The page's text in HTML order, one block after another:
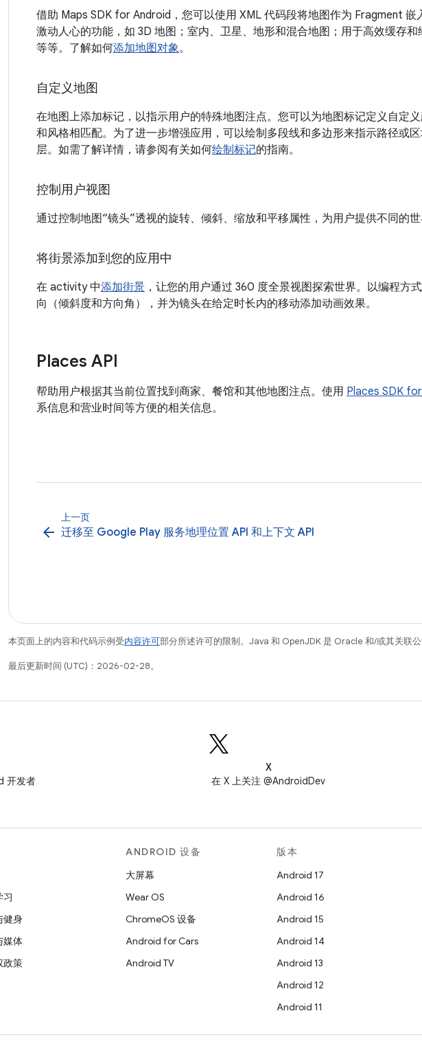
借助 Maps SDK for Android，您可以使用 XML 代码段将地图作为 Fragment
激动人心的功能，如 3D 地图；室内、卫星、地形和混合地图；用于高效缓存
等等。了解如何添加地图对象。
自定义地图
在地图上添加标记，以指示用户的特殊地图注点。您可以为地图标记定义自定
和风格相匹配。为了进一步增强应用，可以绘制多段线和多边形来指示路径或
层。如需了解详情，请参阅有关如何绘制标记的指南。
控制用户视图
通过控制地图“镜头”透视的旋转、倾斜、缩放和平移属性，为用户提供不同的
将街景添加到您的应用中
在 activity 中添加街景 ，让您的用户通过 360 度全景视图探索世界。以编程方
向（倾斜度和方向角），并为镜头在给定时长内的移动添加动画效果。
Places API
帮助用户根据其当前位置找到商家、餐馆和其他地图注点。使用 Places SDK
系信息和营业时间等方便的相关信息。
上一页
arrow_back 迁移至 Google Play 服务地理位置 API 和上下文 API
本页面上的内容和代码示例受内容许可部分所述许可的限制。Java 和 OpenJDK 是 Oracle 和/或其关联公
最后更新时间 (UTC)：2026-02-28。
开发者
X
在 X 上关注 @AndroidDev
习
健身
媒体
政策
ANDROID 设备
大屏幕
Wear OS
ChromeOS 设备
Android for Cars
Android TV
版本
Android 17
Android 16
Android 15
Android 14
Android 13
Android 12
Android 11